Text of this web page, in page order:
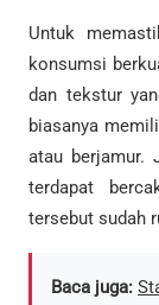
Untuk
konsumsi
dan tekstur
biasanya
atau berjamur.
terdapat
tersebut sudah
Baca juga: